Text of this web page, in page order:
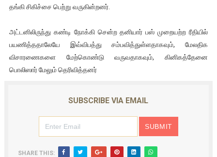
தங்கி சிகிச்சை பெற்று வருகின்றனர்.
அட்டனிலிருந்து கண்டி நோக்கி சென்ற தனியார் பஸ் முறையற்ற ரீதியில்
பயணித்ததாலேயே இவ்விபத்து சம்பவித்துள்ளதாகவும், மேலதிக
விசாரணைகளை மேற்கொண்டு வருவதாகவும், கினிகத்தேனை
பொலிஸார் மேலும் தெரிவித்தனர்
SUBSCRIBE VIA EMAIL
SHARE THIS: